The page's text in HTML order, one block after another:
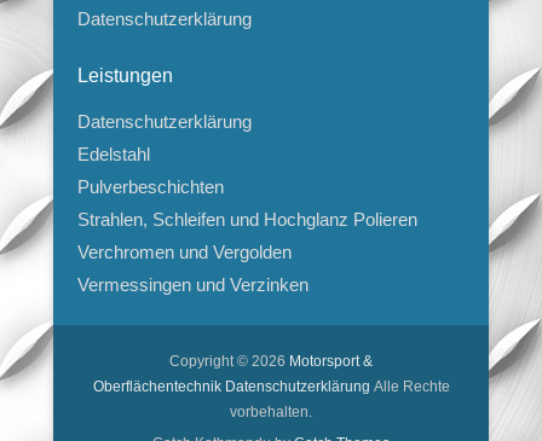
Datenschutzerklärung
Leistungen
Datenschutzerklärung
Edelstahl
Pulverbeschichten
Strahlen, Schleifen und Hochglanz Polieren
Verchromen und Vergolden
Vermessingen und Verzinken
Copyright © 2026 Motorsport &
Oberflächentechnik Datenschutzerklärung Alle Rechte
vorbehalten.